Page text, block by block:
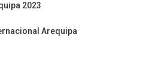
2023
Arequipa